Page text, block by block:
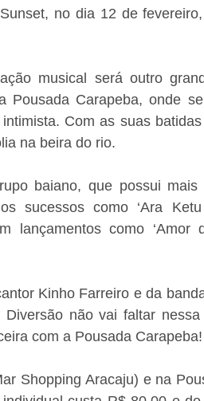
no dia 12 de
musical será outro
Carapeba, onde
Com as suas
na beira do rio.
baiano, que possui
sucessos como ‘Ara Ketu
lançamentos como ‘Amor
Kinho Farreiro e da
não vai faltar nessa
com a Pousada Carapeba!
Shopping Aracaju) e na